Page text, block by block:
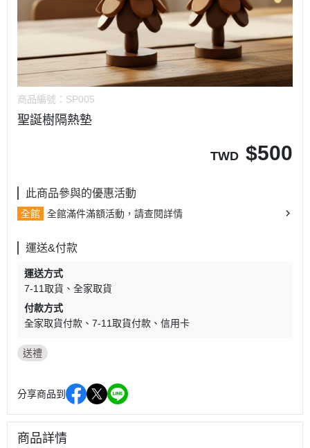
商品編號： SP005
聖誕樹隔熱墊
TWD $500
此商品參與的優惠活動
全館 全館滿件滿額活動，請查閱詳情
運送&付款
運送方式
7-11取貨
全家取貨
付款方式
全家取貨付款
7-11取貨付款 信用卡
送禮
分享商品到
商品詳情